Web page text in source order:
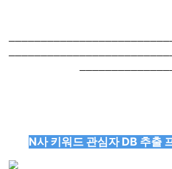
N사 키워드 관심자 DB 추출